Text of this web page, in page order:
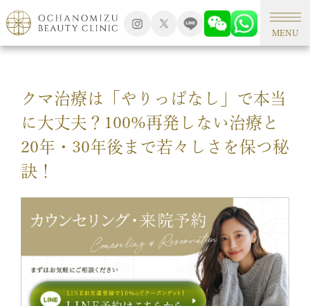
MENU
TOP 形成外科手術
クマ治療は「やりっぱなし」で本当
に大丈夫？100%再発しない治療と
20年・30年後まで若々しさを保つ秘
訣！